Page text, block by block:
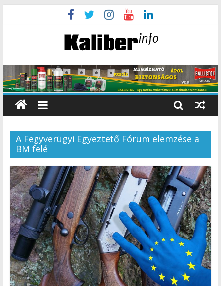
A Fegyverügyi Egyeztető Fórum elemzése a
BM felé